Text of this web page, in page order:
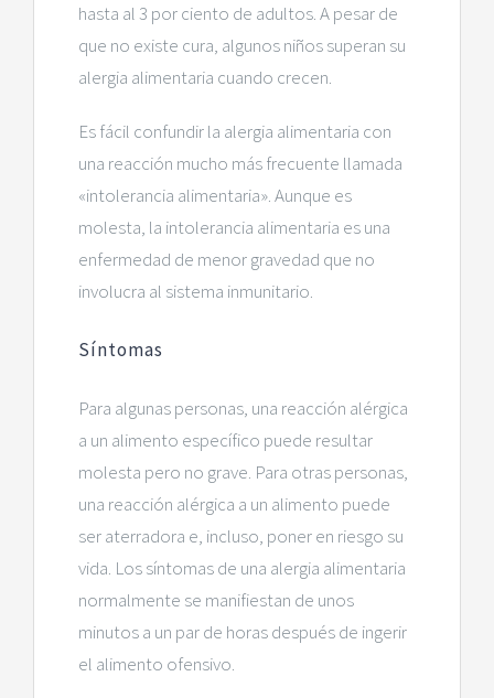
hasta al 3 por ciento de adultos. A pesar de
que no existe cura, algunos niños superan su
alergia alimentaria cuando crecen.
Es fácil confundir la alergia alimentaria con
una reacción mucho más frecuente llamada
«intolerancia alimentaria». Aunque es
molesta, la intolerancia alimentaria es una
enfermedad de menor gravedad que no
involucra al sistema inmunitario.
Síntomas
Para algunas personas, una reacción alérgica
a un alimento específico puede resultar
molesta pero no grave. Para otras personas,
una reacción alérgica a un alimento puede
ser aterradora e, incluso, poner en riesgo su
vida. Los síntomas de una alergia alimentaria
normalmente se manifiestan de unos
minutos a un par de horas después de ingerir
el alimento ofensivo.